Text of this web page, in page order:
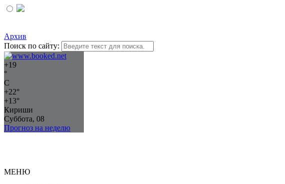
Архив
Поиск по сайту:
+19
°
C
+22°
+13°
Кириши
Суббота, 08
Прогноз на неделю
МЕНЮ